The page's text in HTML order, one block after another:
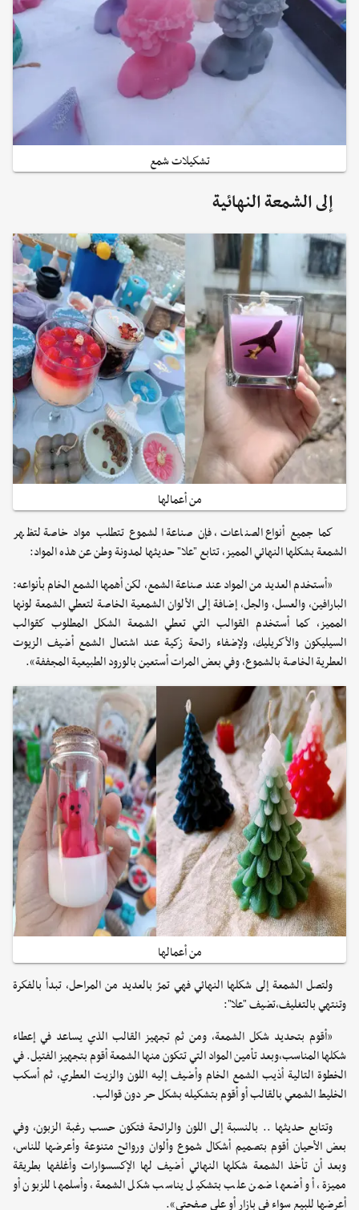
تشكيلات شمع
إلى الشمعة النهائية
من أعمالها
كما جميع أنواع الصناعات، فإن صناعة الشموع تتطلب مواد خاصة لتظهر
الشمعة بشكلها النهائي المميز، تتابع "علا" حديثها لمدونة وطن عن هذه المواد:
«أستخدم العديد من المواد عند صناعة الشمع، لكن أهمها الشمع الخام بأنواعه:
البارافين، والعسل، والجل، إضافة إلى الألوان الشمعية الخاصة لتعطي الشمعة لونها
المميز، كما أستخدم القوالب التي تعطي الشمعة الشكل المطلوب كقوالب
السيليكون والأكريليك، ولإضفاء رائحة زكية عند اشتعال الشمع أضيف الزيوت
العطرية الخاصة بالشموع، وفي بعض المرات أستعين بالورود الطبيعية المجففة».
من أعمالها
ولتصل الشمعة إلى شكلها النهائي فهي تمرّ بالعديد من المراحل، تبدأ بالفكرة
وتنتهي بالتغليف،تضيف "علا":
«أقوم بتحديد شكل الشمعة، ومن ثم تجهيز القالب الذي يساعد في إعطاء
شكلها المناسب،وبعد تأمين المواد التي تتكون منها الشمعة أقوم بتجهيز الفتيل. في
الخطوة التالية أذيب الشمع الخام وأضيف إليه اللون والزيت العطري، ثم أسكب
الخليط الشمعي بالقالب أو أقوم بتشكيله بشكل حر دون قوالب.
وتتابع حديثها .. بالنسبة إلى اللون والرائحة فتكون حسب رغبة الزبون، وفي
بعض الأحيان أقوم بتصميم أشكال شموع وألوان وروائح متنوعة وأعرضها للناس،
وبعد أن تأخذ الشمعة شكلها النهائي أضيف لها الإكسسوارات وأغلفها بطريقة
مميزة، أو أضعها ضمن علب بتشكيل يناسب شكل الشمعة، وأسلمها للزبون أو
أعرضها للبيع سواء في بازار أو على صفحتي».